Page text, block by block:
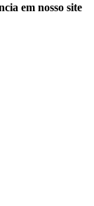
em nosso site